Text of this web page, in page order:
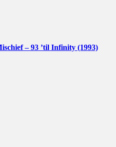
– 93 ’til Infinity (1993)